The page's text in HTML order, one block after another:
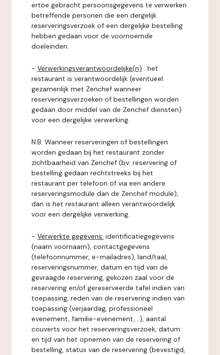
ertoe gebracht persoonsgegevens te verwerken
betreffende personen die een dergelijk
reserveringsverzoek of een dergelijke bestelling
hebben gedaan voor de voornoemde
doeleinden.
- Verwerkingsverantwoordelijke(n) : het
restaurant is verantwoordelijk (eventueel
gezamenlijk met Zenchef wanneer
reserveringsverzoeken of bestellingen worden
gedaan door middel van de Zenchef diensten)
voor een dergelijke verwerking.
N.B: Wanneer reserveringen of bestellingen
worden gedaan bij het restaurant zonder
zichtbaarheid van Zenchef (bv: reservering of
bestelling gedaan rechtstreeks bij het
restaurant per telefoon of via een andere
reserveringsmodule dan de Zenchef module),
dan is het restaurant alleen verantwoordelijk
voor een dergelijke verwerking.
- Verwerkte gegevens: identificatiegegevens
(naam voornaam), contactgegevens
(telefoonnummer, e-mailadres), land/taal,
reserveringsnummer, datum en tijd van de
gevraagde reservering, gekozen zaal voor de
reservering en/of gereserveerde tafel indien van
toepassing, reden van de reservering indien van
toepassing (verjaardag, professioneel
evenement, familie-evenement,...), aantal
couverts voor het reserveringsverzoek, datum
en tijd van het opnemen van de reservering of
bestelling, status van de reservering (bevestigd,